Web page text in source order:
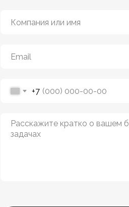
+7